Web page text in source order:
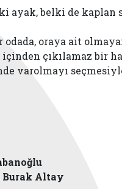
ayak, belki de kaplan
oraya ait
çıkılamaz bir
varolmayı
Burak Altay